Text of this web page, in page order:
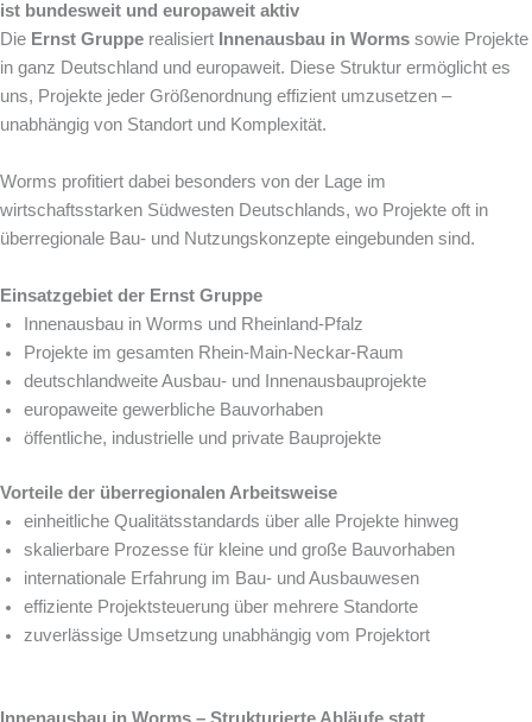
ist bundesweit und europaweit aktiv
Die Ernst Gruppe realisiert Innenausbau in Worms sowie Projekte
in ganz Deutschland und europaweit. Diese Struktur ermöglicht es
uns, Projekte jeder Größenordnung effizient umzusetzen –
unabhängig von Standort und Komplexität.
Worms profitiert dabei besonders von der Lage im
wirtschaftsstarken Südwesten Deutschlands, wo Projekte oft in
überregionale Bau- und Nutzungskonzepte eingebunden sind.
Einsatzgebiet der Ernst Gruppe
Innenausbau in Worms und Rheinland-Pfalz
Projekte im gesamten Rhein-Main-Neckar-Raum
deutschlandweite Ausbau- und Innenausbauprojekte
europaweite gewerbliche Bauvorhaben
öffentliche, industrielle und private Bauprojekte
Vorteile der überregionalen Arbeitsweise
einheitliche Qualitätsstandards über alle Projekte hinweg
skalierbare Prozesse für kleine und große Bauvorhaben
internationale Erfahrung im Bau- und Ausbauwesen
effiziente Projektsteuerung über mehrere Standorte
zuverlässige Umsetzung unabhängig vom Projektort